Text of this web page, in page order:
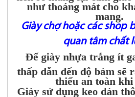
như thoáng mát cho
mang.
Giày chợ hoặc các shop
quan tâm chất
Đế giày nhựa trắng ít
thấp dẫn đến độ bám sẽ
thiếu an toàn khi
Giày sử dụng keo dán